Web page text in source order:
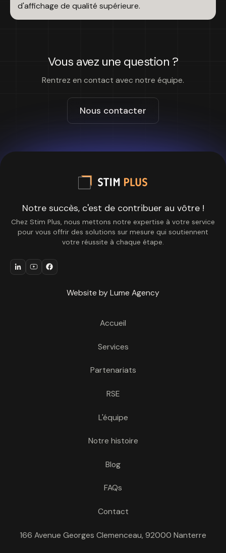
d'affichage de qualité supérieure.
Vous avez une question ?
Rentrez en contact avec notre équipe.
Nous contacter
Notre succès, c'est de contribuer au vôtre !
Chez Stim Plus, nous mettons notre expertise à votre service
pour vous offrir des solutions sur mesure qui soutiennent
votre réussite à chaque étape.
Website by Lume Agency
Accueil
Services
Partenariats
RSE
L'équipe
Notre histoire
Blog
FAQs
Contact
166 Avenue Georges Clemenceau, 92000 Nanterre